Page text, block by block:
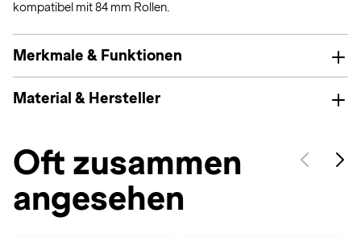
kompatibel mit 84 mm Rollen.
Merkmale & Funktionen
Material & Hersteller
Oft zusammen
angesehen